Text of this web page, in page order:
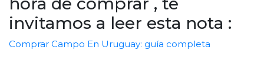
invitamos a leer esta nota :
Comprar Campo En Uruguay: guía completa